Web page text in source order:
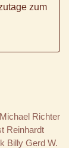
zum
Michael Richter
Reinhardt
Billy Gerd W.